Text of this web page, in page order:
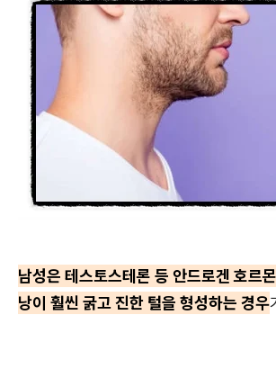
남성은 테스토스테론 등 안드로겐 호르
낭이 훨씬 굵고 진한 털을 형성하는 경우